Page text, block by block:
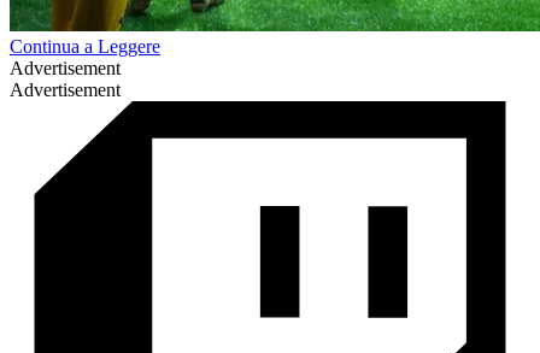
Continua a Leggere
Advertisement
Advertisement